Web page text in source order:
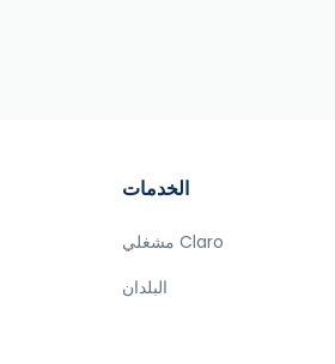
الخدمات
مشغلي Claro
البلدان